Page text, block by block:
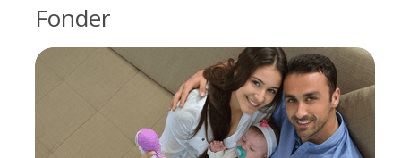
Fonder